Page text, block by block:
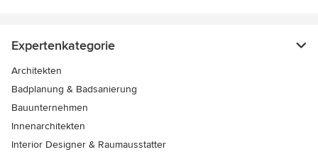
Expertenkategorie
Architekten
Badplanung & Badsanierung
Bauunternehmen
Innenarchitekten
Interior Designer & Raumausstatter